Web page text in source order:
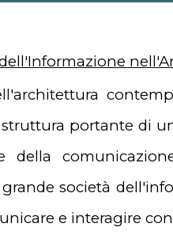
portante di
della
società
e interagire